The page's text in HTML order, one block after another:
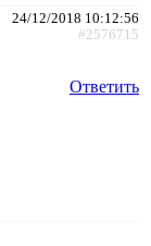
24/12/2018 10:12:56
#2576715
Ответить